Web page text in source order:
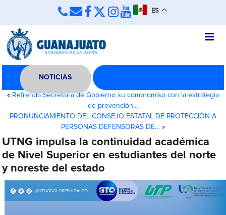
ES
NOTICIAS
« Refrenda Secretaría de Gobierno su compromiso con la estrategia
de prevención…
PRONUNCIAMIENTO DEL CONSEJO ESTATAL DE PROTECCIÓN A
PERSONAS DEFENSORAS DE… »
UTNG impulsa la continuidad académica
de Nivel Superior en estudiantes del norte
y noreste del estado